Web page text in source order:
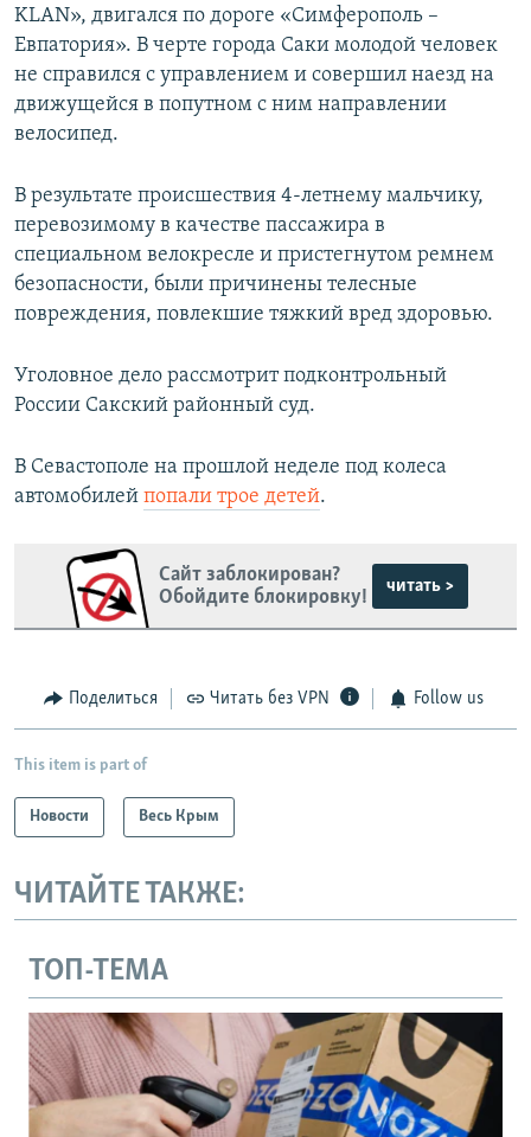
KLAN», двигался по дороге «Симферополь –
Евпатория». В черте города Саки молодой человек
не справился с управлением и совершил наезд на
движущейся в попутном с ним направлении
велосипед.
В результате происшествия 4-летнему мальчику,
перевозимому в качестве пассажира в
специальном велокресле и пристегнутом ремнем
безопасности, были причинены телесные
повреждения, повлекшие тяжкий вред здоровью.
Уголовное дело рассмотрит подконтрольный
России Сакский районный суд.
В Севастополе на прошлой неделе под колеса
автомобилей попали трое детей.
Сайт заблокирован?
Обойдите блокировку!
читать >
Поделиться Читать без VPN Follow us
This item is part of
Новости Весь Крым
ЧИТАЙТЕ ТАКЖЕ:
ТОП-ТЕМА